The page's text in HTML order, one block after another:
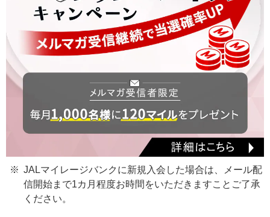
JALマイレージバンクに新規入会した場合は、メール配
信開始まで1カ月程度お時間をいただきますことご了承
ください。